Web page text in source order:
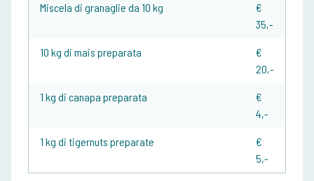
Miscela di granaglie da 10 kg
€
35,-
10 kg di mais preparata
€
20,-
1 kg di canapa preparata
€
4,-
1 kg di tigernuts preparate
€
5,-